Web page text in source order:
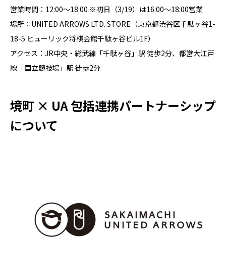
営業時間：12:00〜18:00 ※初日（3/19）は16:00〜18:00営業
場所：UNITED ARROWS LTD. STORE（東京都渋谷区千駄ヶ谷1-
18-5 ヒューリック将棋会館千駄ヶ谷ビル1F）
アクセス：JR中央・総武線「千駄ヶ谷」駅 徒歩2分、都営大江戸
線「国立競技場」駅 徒歩2分
境町 × UA 包括連携パートナーシップ
について